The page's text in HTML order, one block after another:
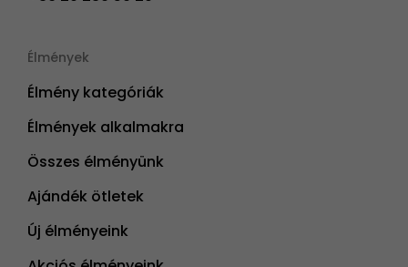
Élmények
Élmény kategóriák
Élmények alkalmakra
Összes élményünk
Ajándék ötletek
Új élményeink